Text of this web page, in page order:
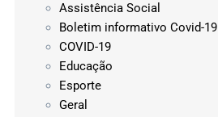
Assistência Social
Boletim informativo Covid-19
COVID-19
Educação
Esporte
Geral